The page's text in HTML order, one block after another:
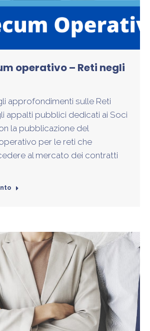
operativo – Reti negli
approfondimenti sulle Reti
appalti pubblici dedicati ai Soci
la pubblicazione del
per le reti che
al mercato dei contratti